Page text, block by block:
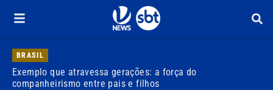
BRASIL
Exemplo que atravessa gerações: a força do
companheirismo entre pais e filhos